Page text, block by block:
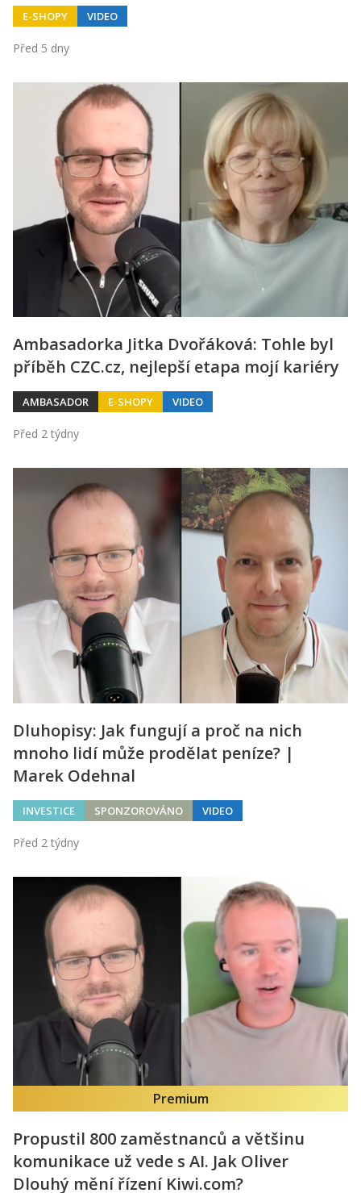
E-SHOPY VIDEO
Před 5 dny
Ambasadorka Jitka Dvořáková: Tohle byl
příběh CZC.cz, nejlepší etapa mojí kariéry
AMBASADOR E-SHOPY VIDEO
Před 2 týdny
Dluhopisy: Jak fungují a proč na nich
mnoho lidí může prodělat peníze? |
Marek Odehnal
INVESTICE SPONZOROVÁNO VIDEO
Před 2 týdny
Premium
Propustil 800 zaměstnanců a většinu
komunikace už vede s AI. Jak Oliver
Dlouhý mění řízení Kiwi.com?